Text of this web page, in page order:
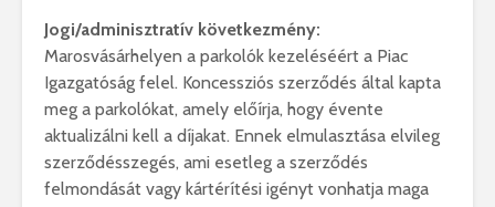
Jogi/adminisztratív következmény:
Marosvásárhelyen a parkolók kezeléséért a Piac
Igazgatóság felel. Koncessziós szerződés által kapta
meg a parkolókat, amely előírja, hogy évente
aktualizálni kell a díjakat. Ennek elmulasztása elvileg
szerződésszegés, ami esetleg a szerződés
felmondását vagy kártérítési igényt vonhatja maga